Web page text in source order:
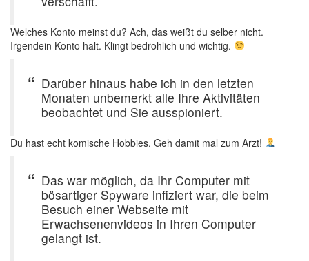
Welches Konto meinst du? Ach, das weißt du selber nicht.
Irgendein Konto halt. Klingt bedrohlich und wichtig.
Darüber hinaus habe ich in den letzten
Monaten unbemerkt alle Ihre Aktivitäten
beobachtet und Sie ausspioniert.
Du hast echt komische Hobbies. Geh damit mal zum Arzt!
Das war möglich, da Ihr Computer mit
bösartiger Spyware infiziert war, die beim
Besuch einer Webseite mit
Erwachsenenvideos in Ihren Computer
gelangt ist.